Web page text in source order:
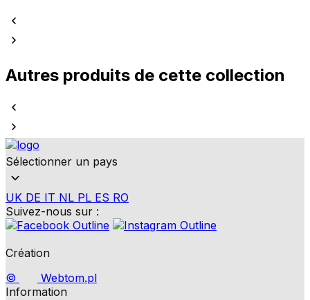
Autres produits de cette collection
Sélectionner un pays
UK DE IT NL PL ES RO
Suivez-nous sur :
Création
©
Webtom.pl
Information